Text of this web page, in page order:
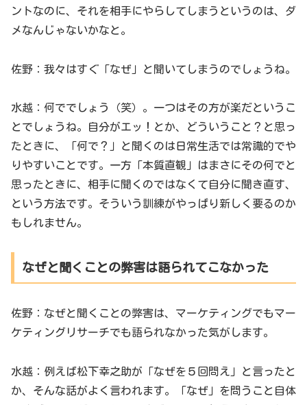
ントなのに、それを相手にやらしてしまうというのは、ダ
メなんじゃないかなと。
佐野：我々はすぐ「なぜ」と聞いてしまうのでしょうね。
水越：何ででしょう（笑）。一つはその方が楽だというこ
とでしょうね。自分がエッ！とか、どういうこと？と思っ
たときに、「何で？」と聞くのは日常生活では常識的でや
りやすいことです。一方「本質直観」はまさにその何でと
思ったときに、相手に聞くのではなくて自分に聞き直す、
という方法です。そういう訓練がやっぱり新しく要るのか
もしれません。
なぜと聞くことの弊害は語られてこなかった
佐野：なぜと聞くことの弊害は、マーケティングでもマー
ケティングリサーチでも語られなかった気がします。
水越：例えば松下幸之助が「なぜを５回問え」と言ったと
か、そんな話がよく言われます。「なぜ」を問うこと自体